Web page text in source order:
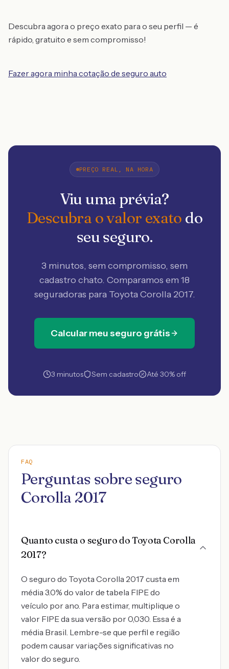
Descubra agora o preço exato para o seu perfil — é
rápido, gratuito e sem compromisso!
Fazer agora minha cotação de seguro auto
PREÇO REAL, NA HORA
Viu uma prévia?
Descubra o valor exato do
seu seguro.
3 minutos, sem compromisso, sem
cadastro chato. Comparamos em 18
seguradoras para Toyota Corolla 2017.
Calcular meu seguro grátis
3 minutos Sem cadastro Até 30% off
FAQ
Perguntas sobre seguro
Corolla 2017
Quanto custa o seguro do Toyota Corolla
2017?
O seguro do Toyota Corolla 2017 custa em
média 3.0% do valor de tabela FIPE do
veículo por ano. Para estimar, multiplique o
valor FIPE da sua versão por 0,030. Essa é a
média Brasil. Lembre-se que perfil e região
podem causar variações significativas no
valor do seguro.